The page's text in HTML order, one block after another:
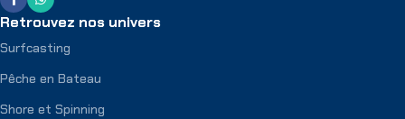
Retrouvez nos univers
Surfcasting
Pêche en Bateau
Shore et Spinning